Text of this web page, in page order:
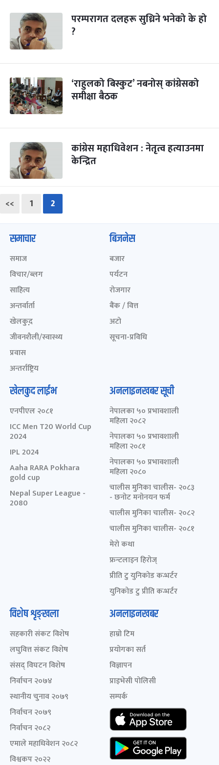
परम्परागत दलहरू सुध्रिने भनेको के हो
?
‘राहुलको बिस्कुट’ नबनोस् कांग्रेसको
समीक्षा बैठक
कांग्रेस महाधिवेशन : नेतृत्व हत्याउनमा
केन्द्रित
<< 1 2
समाचार
समाज
विचार/ब्लग
साहित्य
अन्तर्वार्ता
खेलकुद़़
जीवनशैली/स्वास्थ्य
प्रवास
अन्तर्राष्ट्रिय
बिजनेस
बजार
पर्यटन
रोजगार
बैंक / वित्त
अटो
सूचना-प्रविधि
खेलकुद लाईभ
एनपीएल २०८१
ICC Men T20 World Cup
2024
IPL 2024
Aaha RARA Pokhara
gold cup
Nepal Super League -
2080
अनलाइनखबर सूची
नेपालका ५० प्रभावशाली
महिला २०८२
नेपालका ५० प्रभावशाली
महिला २०८१
नेपालका ५० प्रभावशाली
महिला २०८०
चालीस मुनिका चालीस- २०८३
- छनोट मनोनयन फर्म
चालीस मुनिका चालीस- २०८२
चालीस मुनिका चालीस- २०८१
मेरो कथा
फ्रन्टलाइन हिरोज्
प्रीति टु युनिकोड कन्भर्टर
युनिकोड टु प्रीति कन्भर्टर
विशेष शृङ्खला
सहकारी संकट विशेष
लघुवित्त संकट विशेष
संसद् विघटन विशेष
निर्वाचन २०७४
स्थानीय चुनाव २०७९
निर्वाचन २०७९
निर्वाचन २०८२
एमाले महाधिवेशन २०८२
विश्वकप २०२२
अनलाइनखबर
हाम्रो टिम
प्रयोगका सर्त
विज्ञापन
प्राइभेसी पोलिसी
सम्पर्क